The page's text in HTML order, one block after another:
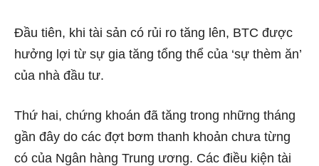
Đầu tiên, khi tài sản có rủi ro tăng lên, BTC được
hưởng lợi từ sự gia tăng tổng thể của ‘sự thèm ăn’
của nhà đầu tư.
Thứ hai, chứng khoán đã tăng trong những tháng
gần đây do các đợt bơm thanh khoản chưa từng
có của Ngân hàng Trung ương. Các điều kiện tài